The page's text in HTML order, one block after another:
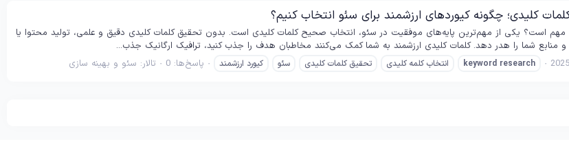
کلیدی؛ چگونه کیوردهای ارزشمند برای سئو انتخاب کنیم؟
مهم است؟ یکی از مهم‌ترین پایه‌های موفقیت در سئو، انتخاب صحیح کلمات کلیدی است. بدون تحقیق کلمات کلیدی دقیق و علمی، تولید محتوا یا
منابع شما را هدر دهد. کلمات کلیدی ارزشمند به شما کمک می‌کنند مخاطبان هدف را جذب کنید، ترافیک ارگانیک جذب...
keyword research انتخاب کلمه کلیدی تحقیق کلمات کلیدی سئو کیورد ارزشمند پاسخ‌ها: 0 تالار: سئو و بهینه سازی